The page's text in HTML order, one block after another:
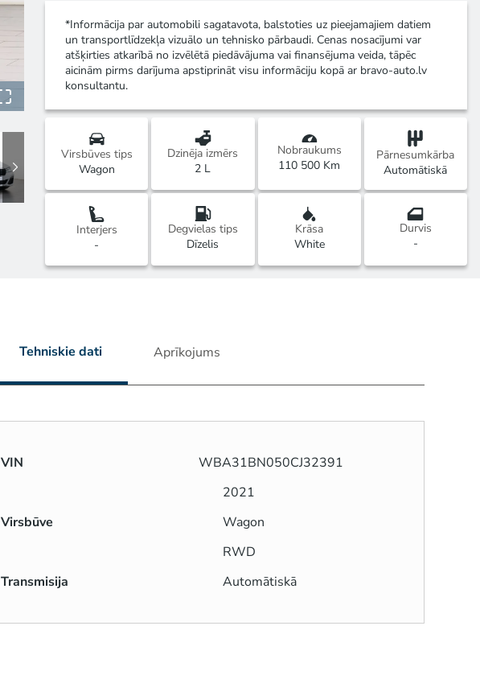
*Informācija par automobili sagatavota, balstoties uz pieejamajiem datiem
un transportlīdzekļa vizuālo un tehnisko pārbaudi. Cenas nosacījumi var
atšķirties atkarībā no izvēlētā piedāvājuma vai finansējuma veida, tāpēc
aicinām pirms darījuma apstiprināt visu informāciju kopā ar bravo-auto.lv
konsultantu.
Virsbūves tips
Wagon
Dzinēja izmērs
2 L
Nobraukums
110 500 Km
Pārnesumkārba
Automātiskā
Interjers
-
Degvielas tips
Dīzelis
Krāsa
White
Durvis
-
Tehniskie dati Aprīkojums
VIN
WBA31BN050CJ32391
2021
Virsbūve
Wagon
RWD
Transmisija
Automātiskā